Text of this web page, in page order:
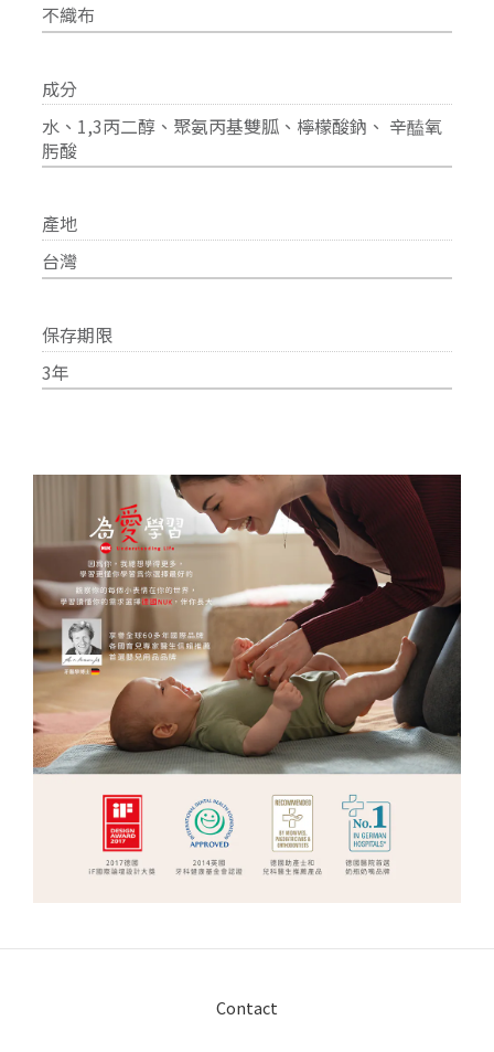
不織布
成分
水、1,3丙二醇、聚氨丙基雙胍、檸檬酸鈉、 辛醘氧
肟酸
產地
台灣
保存期限
3年
Contact